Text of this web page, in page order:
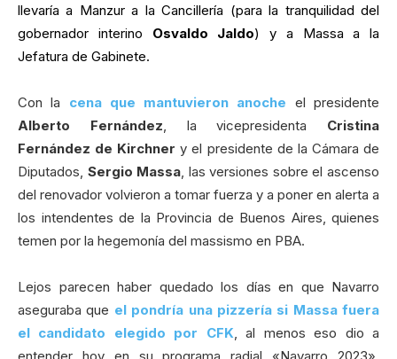
llevaría a Manzur a la Cancillería (para la tranquilidad del
gobernador interino Osvaldo Jaldo) y a Massa a la
Jefatura de Gabinete.
Con la cena que mantuvieron anoche el presidente
Alberto Fernández , la vicepresidenta Cristina
Fernández de Kirchner y el presidente de la Cámara de
Diputados, Sergio Massa , las versiones sobre el ascenso
del renovador volvieron a tomar fuerza y a poner en alerta a
los intendentes de la Provincia de Buenos Aires, quienes
temen por la hegemonía del massismo en PBA.
Lejos parecen haber quedado los días en que Navarro
aseguraba que el pondría una pizzería si Massa fuera
el candidato elegido por CFK , al menos eso dio a